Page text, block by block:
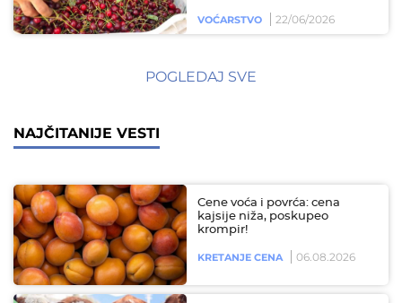
VOĆARSTVO 22/06/2026
POGLEDAJ SVE
NAJČITANIJE VESTI
Cene voća i povrća: cena
kajsije niža, poskupeo
krompir!
KRETANJE CENA 06.08.2026